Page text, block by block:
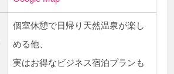
個室休憩で日帰り天然温泉が楽し
める他、
実はお得なビジネス宿泊プランも